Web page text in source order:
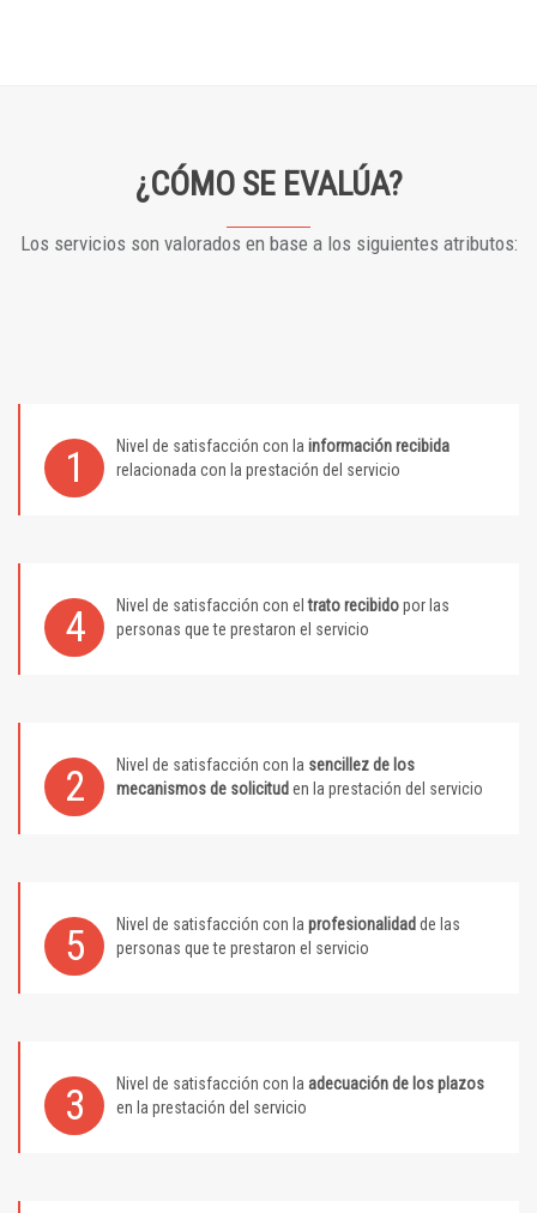
¿CÓMO SE EVALÚA?
Los servicios son valorados en base a los siguientes atributos:
1 Nivel de satisfacción con la información recibida
relacionada con la prestación del servicio
4 Nivel de satisfacción con eltrato recibidopor las
personas que te prestaron el servicio
2 Nivel de satisfacción con la sencillez de los
mecanismos de solicitud en la prestación del servicio
5 Nivel de satisfacción con la profesionalidad de las
personas que te prestaron el servicio
3 Nivel de satisfacción con la adecuación de los plazos
en la prestación del servicio